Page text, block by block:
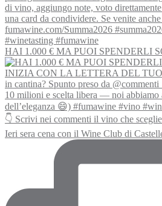
HAI 1.000 € MA PUOI SPENDERLI
Ieri sera cena con il Wine Club di